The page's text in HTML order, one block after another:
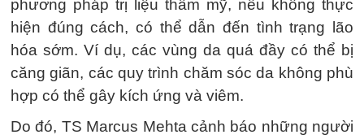
phương pháp trị liệu thẩm mỹ, nếu không thực
hiện đúng cách, có thể dẫn đến tình trạng lão
hóa sớm. Ví dụ, các vùng da quá đầy có thể bị
căng giãn, các quy trình chăm sóc da không phù
hợp có thể gây kích ứng và viêm.
Do đó, TS Marcus Mehta cảnh báo những người